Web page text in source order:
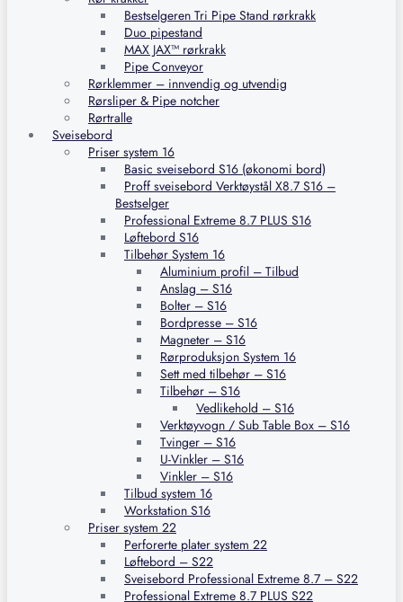
Bestselgeren Tri Pipe Stand rørkrakk
Duo pipestand
MAX JAX™ rørkrakk
Pipe Conveyor
Rørklemmer – innvendig og utvendig
Rørsliper & Pipe notcher
Rørtralle
Sveisebord
Priser system 16
Basic sveisebord S16 (økonomi bord)
Proff sveisebord Verktøystål X8.7 S16 –
Bestselger
Professional Extreme 8.7 PLUS S16
Løftebord S16
Tilbehør System 16
Aluminium profil – Tilbud
Anslag – S16
Bolter – S16
Bordpresse – S16
Magneter – S16
Rørproduksjon System 16
Sett med tilbehør – S16
Tilbehør – S16
Vedlikehold – S16
Verktøyvogn / Sub Table Box – S16
Tvinger – S16
U-Vinkler – S16
Vinkler – S16
Tilbud system 16
Workstation S16
Priser system 22
Perforerte plater system 22
Løftebord – S22
Sveisebord Professional Extreme 8.7 – S22
Professional Extreme 8.7 PLUS S22